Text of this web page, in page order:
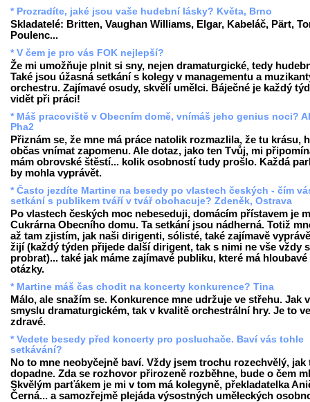
* Prozradíte, jaké jsou vaše hudební lásky? Květa, Brno
Skladatelé: Britten, Vaughan Williams, Elgar, Kabeláč, Pärt,
Poulenc...
* V čem je pro vás FOK nejlepší?
Že mi umožňuje plnit si sny, nejen dramaturgické, tedy
Také jsou úžasná setkání s kolegy v managementu a
orchestru. Zajímavé osudy, skvělí umělci. Báječné je každý
vidět při práci!
* Máš pracoviště v Obecním domě, vnímáš jeho genius noci?
Pha2
Přiznám se, že mne má práce natolik rozmazlila, že tu krásu,
občas vnímat zapomenu. Ale dotaz, jako ten Tvůj, mi
mám obrovské štěstí... kolik osobností tudy prošlo. Každá
by mohla vyprávět.
* Často jezdíte Martine na besedy po vlastech českých - čím
setkání s publikem tváří v tvář obohacuje? Zdeněk, Ostrava
Po vlastech českých moc nebeseduji, domácím přístavem je
Cukrárna Obecního domu. Ta setkání jsou nádherná. Totiž
až tam zjistím, jak naši dirigenti, sólisté, také zajímavě
žijí (každý týden přijede další dirigent, tak s nimi ne vše vždy
probrat)... také jak máme zajímavé publiku, které má hloubavé
otázky.
* Martine máš čas chodit na koncerty konkurence? Tina
Málo, ale snažím se. Konkurence mne udržuje ve střehu. Jak
smyslu dramaturgickém, tak v kvalitě orchestrální hry. Je to
zdravé.
* Vedete besedy před koncerty pro posluchače. Baví vás tohle
setkávání?
No to mne neobyčejně baví. Vždy jsem trochu rozechvělý, jak
dopadne. Zda se rozhovor přirozeně rozběhne, bude o čem
Skvělým parťákem je mi v tom má kolegyně, překladatelka
Černá... a samozřejmě plejáda výsostných uměleckých